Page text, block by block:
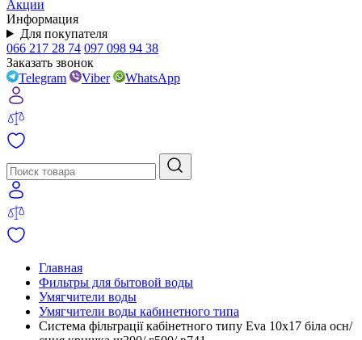
Акции
Информация
Для покупателя
066 217 28 74 097 098 94 38
Заказать звонок
Telegram
Viber WhatsApp
Главная
Фильтры для бытовой воды
Умягчители воды
Умягчители воды кабинетного типа
Система фільтрації кабінетного типу Eva 10x17 біла осн/